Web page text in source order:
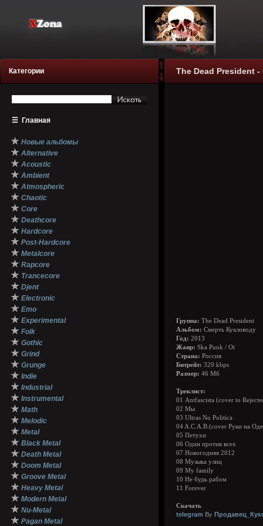
Категории
☰ Главная
★ Новые альбомы
★ Alternative
★ Acoustic
★ Ambient
★ Atmospheric
★ Chaotic
★ Core
★ Deathcore
★ Hardcore
★ Post-Hardcore
★ Metalcore
★ Rapcore
★ Trancecore
★ Djent
★ Electronic
★ Emo
★ Experimental
★ Folk
★ Gothic
★ Grind
★ Grunge
★ Indie
★ Industrial
★ Instrumental
★ Math
★ Melodic
★ Metal
★ Black Metal
★ Death Metal
★ Doom Metal
★ Groove Metal
★ Heavy Metal
★ Modern Metal
★ Nu-Metal
★ Pagan Metal
The Dead President
Группа: The Dead President
Альбом: Смерть Кукловоду
Год: 2013
Жанр: Ska Punk / Oi
Страна: Россия
Битрейт: 320 kbps
Размер: 46 Мб
Треклист:
01 Antfascista (cover to
02 Мы
03 Ultras No Politica
04 A.C.A.B.(cover Руки на
05 Петухи
06 Один против всех
07 Новогодняя 2012
08 Музыка улиц
09 My family
10 Не будь рабом
11 Forever
Скачать
telegram By